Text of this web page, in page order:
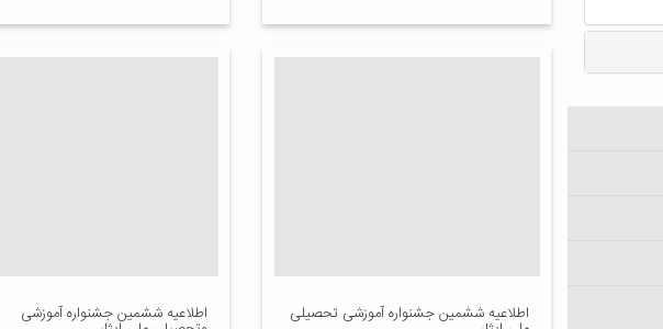
اطلاعیه ششمین جشنواره آموزشی تحصیلی اطلاعیه ششمین جشنواره آموزشی